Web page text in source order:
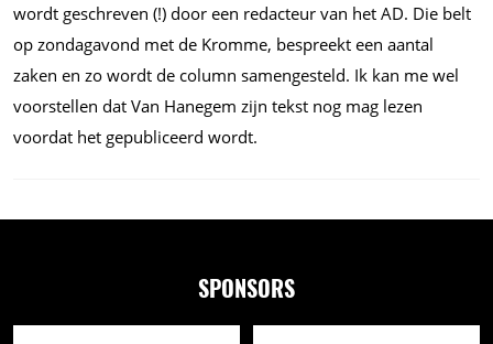
wordt geschreven (!) door een redacteur van het AD. Die belt
op zondagavond met de Kromme, bespreekt een aantal
zaken en zo wordt de column samengesteld. Ik kan me wel
voorstellen dat Van Hanegem zijn tekst nog mag lezen
voordat het gepubliceerd wordt.
SPONSORS